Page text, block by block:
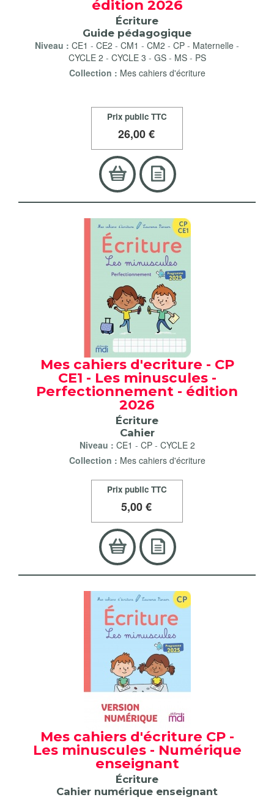
édition 2026
Écriture
Guide pédagogique
Niveau : CE1 - CE2 - CM1 - CM2 - CP - Maternelle -
CYCLE 2 - CYCLE 3 - GS- MS- PS
Collection : Mes cahiers d'écriture
Prix public TTC
26,00 €
Mes cahiers d'ecriture - CP
CE1 - Les minuscules -
Perfectionnement - édition
2026
Écriture
Cahier
Niveau : CE1 - CP- CYCLE 2
Collection : Mes cahiers d'écriture
Prix public TTC
5,00 €
Mes cahiers d'écriture CP -
Les minuscules - Numérique
enseignant
Écriture
Cahier numérique enseignant